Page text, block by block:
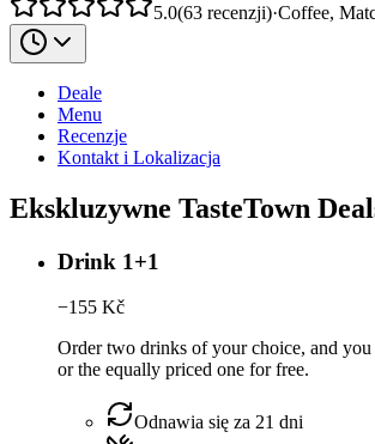
5.0(63 recenzji)·Coffee,
Deale
Menu
Recenzje
Kontakt i Lokalizacja
Ekskluzywne TasteTown
Drink 1+1
−155 Kč
Order two drinks of your choice, and
or the equally priced one for free.
Odnawia się za 21 dni